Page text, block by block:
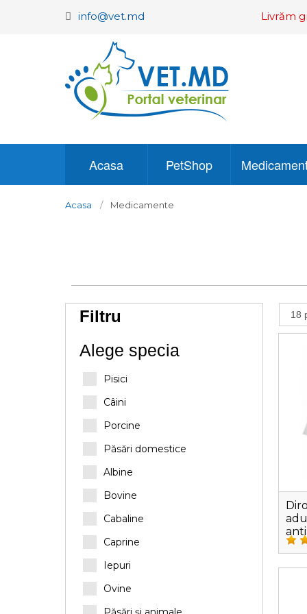
info@vet.md Livrăm
Acasa PetShop
Acasa Medicamente
Filtru
Alege specia
Pisici
Câini
Porcine
Păsări domestice
Albine
Bovine
Cabaline
Caprine
Iepuri
Ovine